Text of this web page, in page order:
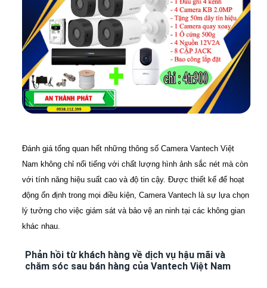
Đánh giá tổng quan hết những thông số Camera Vantech Việt
Nam không chỉ nổi tiếng với chất lượng hình ảnh sắc nét mà còn
với tính năng hiệu suất cao và độ tin cậy. Được thiết kế để hoạt
động ổn định trong mọi điều kiện, Camera Vantech là sự lựa chọn
lý tưởng cho việc giám sát và bảo vệ an ninh tại các không gian
khác nhau.
Phản hồi từ khách hàng về dịch vụ hậu mãi và
chăm sóc sau bán hàng của Vantech Việt Nam